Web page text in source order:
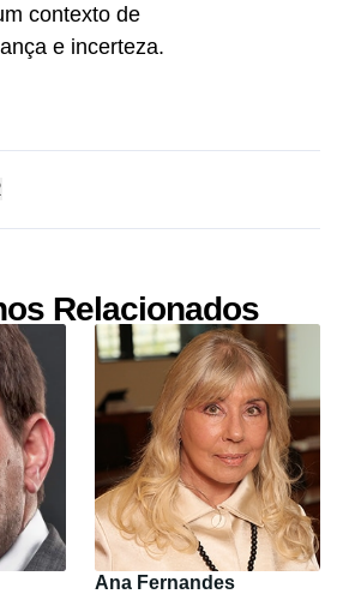
contexto de
e incerteza.
Relacionados
Ana Fernandes